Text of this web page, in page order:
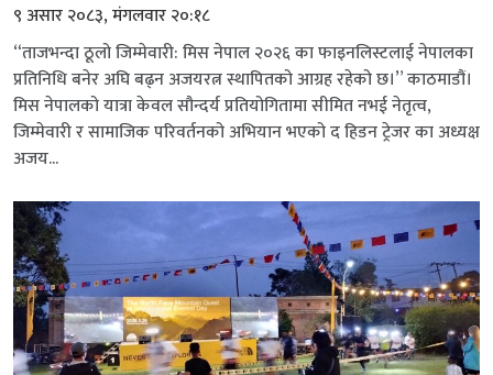
९ असार २०८३, मंगलवार २०:१८
“ताजभन्दा ठूलो जिम्मेवारी: मिस नेपाल २०२६ का फाइनलिस्टलाई नेपालका
प्रतिनिधि बनेर अघि बढ्न अजयरत्न स्थापितको आग्रह रहेको छ।” काठमाडौं।
मिस नेपालको यात्रा केवल सौन्दर्य प्रतियोगितामा सीमित नभई नेतृत्व,
जिम्मेवारी र सामाजिक परिवर्तनको अभियान भएको द हिडन ट्रेजर का अध्यक्ष
अजय...